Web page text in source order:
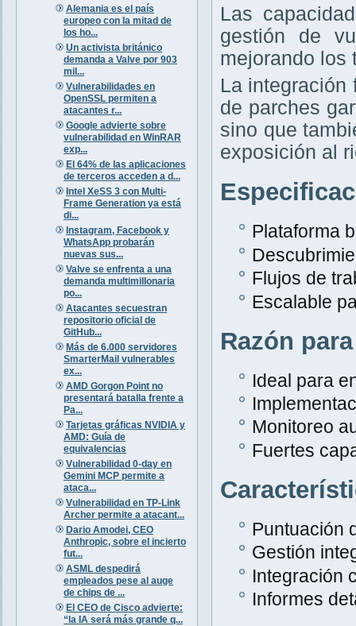
Alemania es el país
europeo con la mitad de
los ho...
Un activista británico
demanda a Valve por 903
mil...
Vulnerabilidades en
OpenSSL permiten a
atacantes r...
Google advierte sobre
vulnerabilidad en WinRAR
exp...
El 64% de las aplicaciones
de terceros acceden a d...
Intel XeSS 3 con Multi-
Frame Generation ya está
di...
Instagram, Facebook y
WhatsApp probarán
nuevas sus...
Valve se enfrenta a una
demanda multimillonaria
po...
Atacantes secuestran
repositorio oficial de
GitHub...
Más de 6.000 servidores
SmarterMail vulnerables
ex...
AMD Gorgon Point no
presentará batalla frente a
Pa...
Tarjetas gráficas NVIDIA y
AMD: Guía de
equivalencias
Vulnerabilidad 0-day en
Gemini MCP permite a
ataca...
Vulnerabilidad en TP-Link
Archer permite a atacant...
Dario Amodei, CEO
Anthropic, sobre el incierto
fut...
ASML despedirá
empleados pese al auge
de chips de ...
El CEO de Cisco advierte:
“la IA será más grande q...
Las
gestión de
mejorando los
La integración
de parches
sino que
exposición al
Plataforma
Flujos de
Escalable
Razón
Ideal para
Monitoreo
Fuertes
Puntuación
Gestión
Integración
Informes